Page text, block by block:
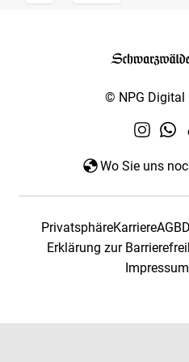
© NPG Digital
Wo Sie uns
PrivatsphäreKarriereAGB
Erklärung zur
Impressum